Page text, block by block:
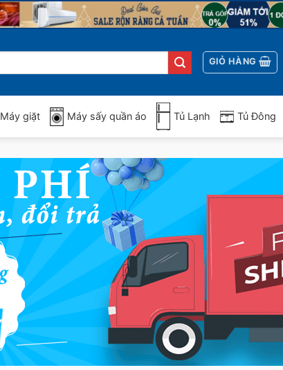
GIỎ HÀNG
Máy giặt Máy sấy quần áo Tủ Lạnh Tủ Đông